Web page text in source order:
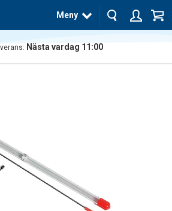
Meny
Nästa vardag 11:00